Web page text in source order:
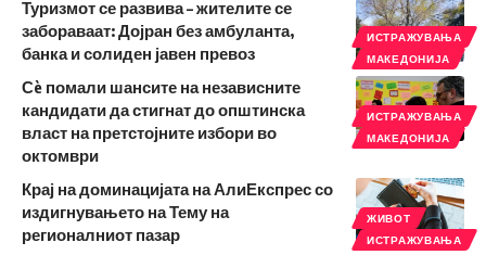
ИСТРАЖУВАЊА
МАКЕДОНИЈА
Туризмот се развива – жителите се
забораваат: Дојран без амбуланта,
банка и солиден јавен превоз
ИСТРАЖУВАЊА
МАКЕДОНИЈА
Сè помали шансите на независните
кандидати да стигнат до општинска
власт на претстојните избори во
октомври
ЖИВОТ
ИСТРАЖУВАЊА
Крај на доминацијата на АлиЕкспрес со
издигнувањето на Тему на
регионалниот пазар